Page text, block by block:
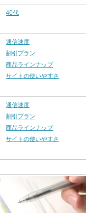
40代
通信速度
割引プラン
商品ラインナップ
サイトの使いやすさ
通信速度
割引プラン
商品ラインナップ
サイトの使いやすさ